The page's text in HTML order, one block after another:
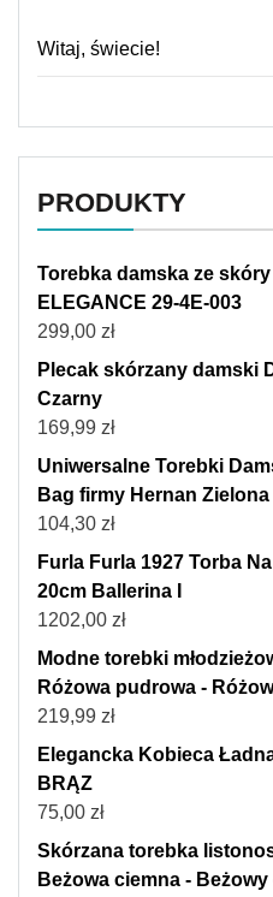
Witaj, świecie!
PRODUKTY
Torebka damska ze
ELEGANCE 29-4E-003
299,00 zł
Plecak skórzany damski
Czarny
169,99 zł
Uniwersalne Torebki
Bag firmy Hernan
104,30 zł
Furla Furla 1927 Torba
20cm Ballerina I
1202,00 zł
Modne torebki
Różowa pudrowa -
219,99 zł
Elegancka Kobieca
BRĄZ
75,00 zł
Skórzana torebka
Beżowa ciemna -